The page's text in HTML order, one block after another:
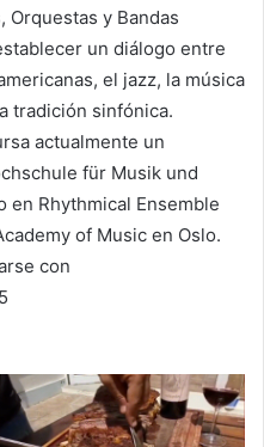
Orquestas y Bandas
un diálogo entre
el jazz, la música
tradición sinfónica.
actualmente un
für Musik und
en Rhythmical Ensemble
of Music en Oslo.
con